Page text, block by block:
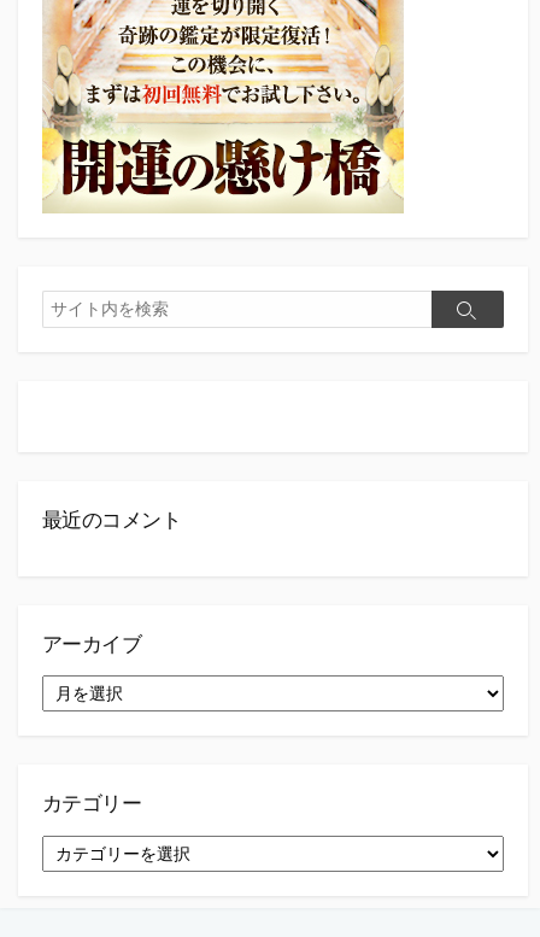
検
索
検
最近のコメント
アーカイブ
ー
カテゴリー
テ